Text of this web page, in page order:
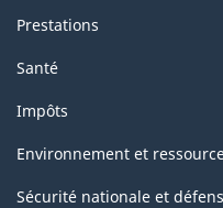
Prestations
Santé
Impôts
Environnement et
Sécurité nationale et